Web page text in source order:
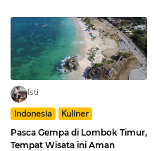
Isti
Indonesia
Kuliner
Pasca Gempa di Lombok Timur,
Tempat Wisata ini Aman